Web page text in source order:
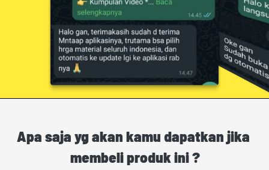
Apa saja yg akan kamu dapatkan jika
membeli produk ini ?